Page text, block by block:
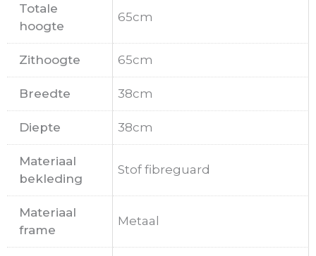
Totale
hoogte
65cm
Zithoogte 65cm
Breedte 38cm
Diepte 38cm
Materiaal
bekleding
Stof fibreguard
Materiaal
frame
Metaal